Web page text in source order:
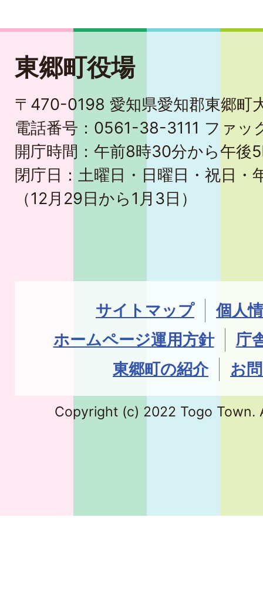
東郷町役場
〒470-0198 愛知県愛知郡東郷町
電話番号：0561-38-3111 ファ
開庁時間：午前8時30分から午後
閉庁日：土曜日・日曜日・祝日・
（12月29日から1月3日）
サイトマップ
個人
ホームページ運用方針
庁
東郷町の紹介
お
Copyright (c) 2022 Togo Town.